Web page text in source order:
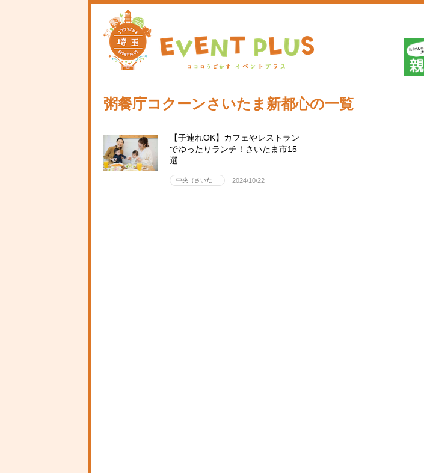
粥餐庁コクーンさいたま新都心の一覧
【子連れOK】カフェやレストラン
でゆったりランチ！さいたま市15
選
中央（さいた… 2024/10/22